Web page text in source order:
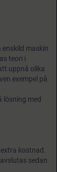
maskin
teori i
uppnå olika
exempel på
lösning med
kostnad.
sedan